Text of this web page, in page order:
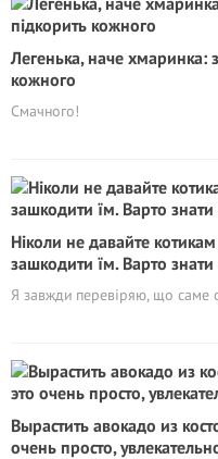
Легенька, наче хмаринка:
кожного
Смачного!
Ніколи не давайте
зашкодити їм. Варто
Я завжди перевіряю, що саме
Вырастить авокадо из
очень просто,